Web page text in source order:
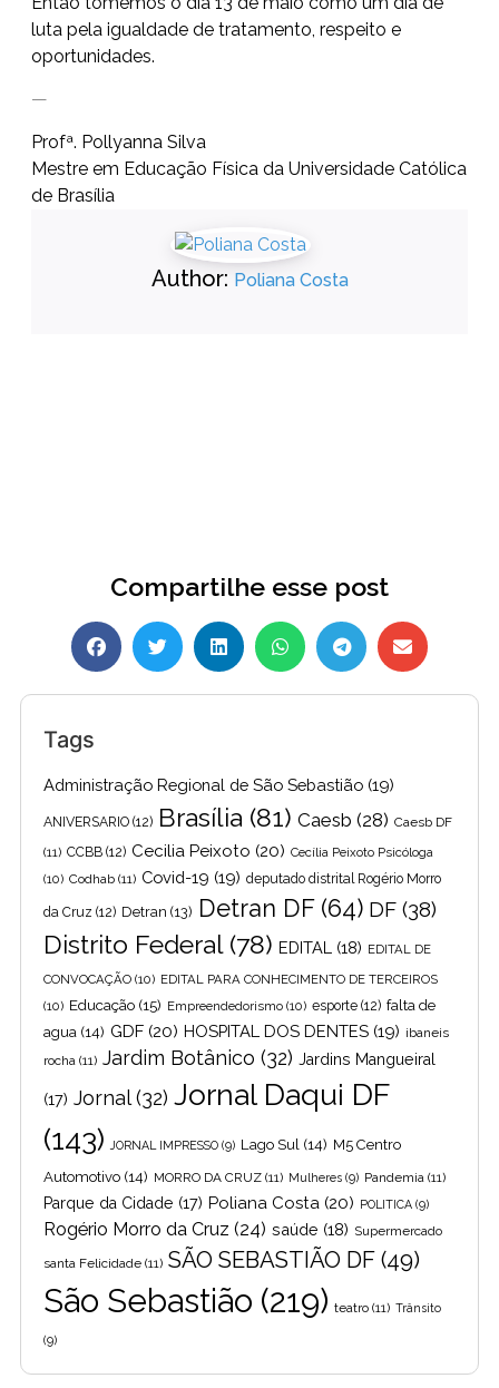
luta pela igualdade de tratamento, respeito e
oportunidades.
—
Profª. Pollyanna Silva
Mestre em Educação Física da Universidade Católica
de Brasília
Author: Poliana Costa
Compartilhe esse post
Tags
Administração Regional de São Sebastião (19)
ANIVERSARIO (12) Brasília (81) Caesb (28) Caesb DF
(11) CCBB (12) Cecilia Peixoto (20) Cecília Peixoto Psicóloga
(10) Codhab (11) Covid-19 (19) deputado distrital Rogério Morro
da Cruz (12) Detran (13) Detran DF(64) DF (38)
Distrito Federal(78) EDITAL (18) EDITAL DE
CONVOCAÇÃO (10) EDITAL PARA CONHECIMENTO DE TERCEIROS
(10) Educação (15) Empreendedorismo (10) esporte (12) falta de
agua (14) GDF (20) HOSPITAL DOS DENTES (19) ibaneis
rocha (11) Jardim Botânico (32) Jardins Mangueiral
(17) Jornal(32) Jornal Daqui DF
(143)
JORNAL IMPRESSO (9) Lago Sul (14) M5 Centro
Automotivo (14) MORRO DA CRUZ (11) Mulheres (9) Pandemia (11)
Parque da Cidade (17) Poliana Costa (20) POLITICA (9)
Rogério Morro da Cruz (24) saúde (18) Supermercado
santa Felicidade (11) SÃO SEBASTIÃO DF (49)
São Sebastião (219) teatro (11) Trânsito
(9)